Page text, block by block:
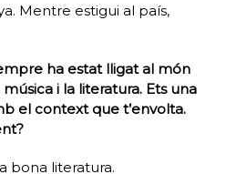
Mentre estigui al país,
ha estat lligat al món
i la literatura. Ets una
el context que t’envolta.
bona literatura.